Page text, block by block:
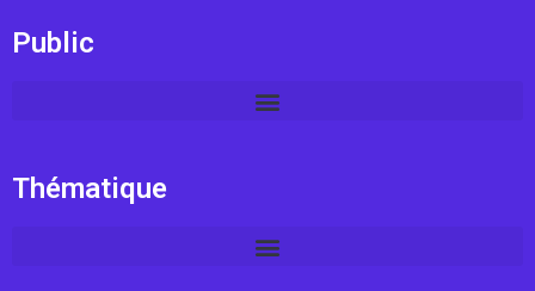
Public
Thématique